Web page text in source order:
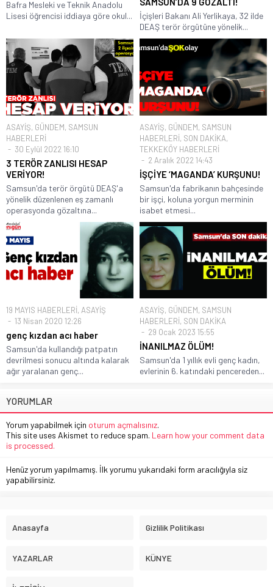
Bafra Mesleki ve Teknik Anadolu
Lisesi öğrencisi iddiaya göre okul...
İçişleri Bakanı Ali Yerlikaya, 32 ilde
DEAŞ terör örgütüne yönelik...
ASAYİŞ, GÜNDEM, SAMSUN
HABERLERİ
30 Eylül 2022 16:10
3 TERÖR ZANLISI HESAP
VERİYOR!
Samsun'da terör örgütü DEAŞ'a
yönelik düzenlenen eş zamanlı
operasyonda gözaltına...
ASAYİŞ, GÜNDEM, SAMSUN
HABERLERİ, SON DAKİKA,
TEKKEKÖY HABERLERİ
2 Aralık 2022 14:43
İŞÇİYE ‘MAGANDA’ KURŞUNU!
Samsun'da fabrikanın bahçesinde
bir işçi, koluna yorgun merminin
isabet etmesi...
19 MAYIS HABERLERİ, ASAYİŞ
13 Nisan 2020 12:26
genç kızdan acı haber
Samsun'da kullandığı patpatın
devrilmesi sonucu altında kalarak
ağır yaralanan genç...
ASAYİŞ, GÜNDEM, SAMSUN
HABERLERİ, SON DAKİKA
29 Ocak 2023 15:55
İNANILMAZ ÖLÜM!
Samsun'da 1 yıllık evli genç kadın,
evlerinin 6. katındaki pencereden...
YORUMLAR
Yorum yapabilmek için oturum açmalısınız.
This site uses Akismet to reduce spam. Learn how your comment data
is processed.
Henüz yorum yapılmamış. İlk yorumu yukarıdaki form aracılığıyla siz
yapabilirsiniz.
Anasayfa Gizlilik Politikası
YAZARLAR KÜNYE